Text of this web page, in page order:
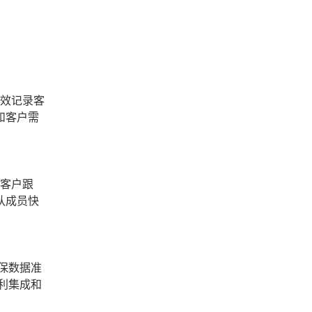
记录客
客户需
户跟
成员快
数据准
集成和